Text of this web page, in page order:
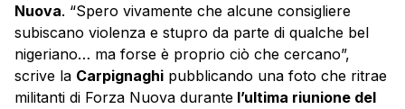
Nuova. “Spero vivamente che alcune consigliere
subiscano violenza e stupro da parte di qualche bel
nigeriano… ma forse è proprio ciò che cercano”,
scrive la Carpignaghi pubblicando una foto che ritrae
militanti di Forza Nuova durante l’ultima riunione del